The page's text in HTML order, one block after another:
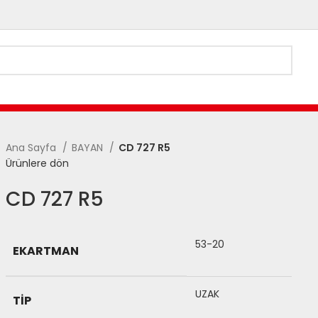
Ana Sayfa BAYAN
CD 727 R5
Ürünlere dön
CD 727 R5
EKARTMAN 53-20
TIP UZAK